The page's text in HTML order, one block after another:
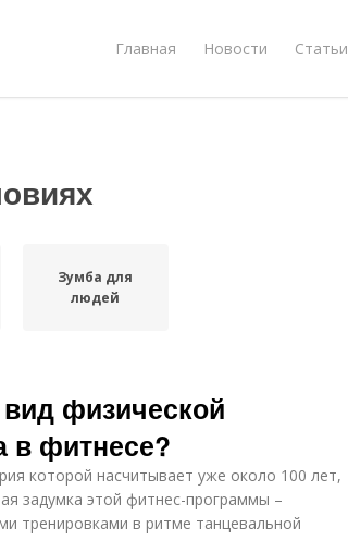
Главная Новости Статьи
Зумба для
людей
физической
в фитнесе?
которой насчитывает уже около 100 лет,
задумка этой фитнес-программы –
тренировками в ритме танцевальной